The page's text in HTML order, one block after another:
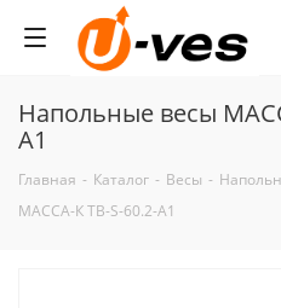
Напольные весы
А1
Главная - Каталог - Весы -
МАССА-К ТВ-S-60.2-А1